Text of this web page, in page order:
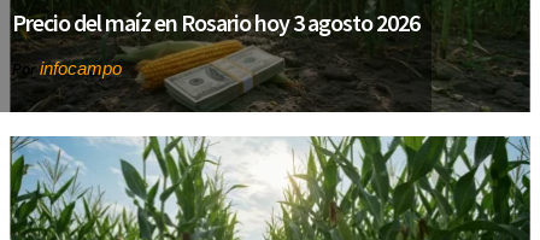
Precio del maíz en Rosario hoy 3 agosto 2026
Porinfocampo